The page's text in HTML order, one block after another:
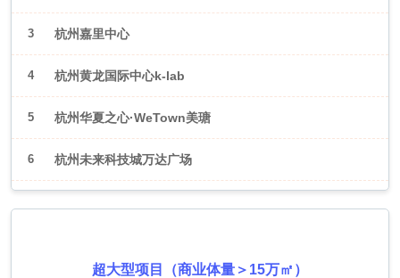
3 杭州嘉里中心
4 杭州黄龙国际中心k-lab
5 杭州华夏之心·WeTown美瑭
6 杭州未来科技城万达广场
超大型项目（商业体量＞15万㎡）